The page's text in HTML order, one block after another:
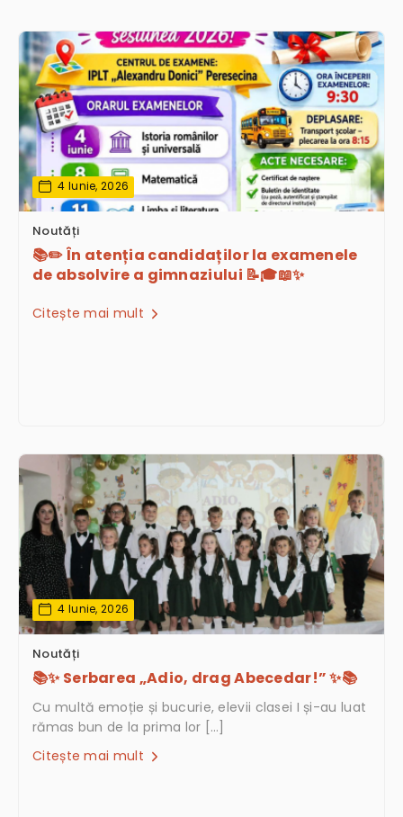
4 Iunie, 2026
Noutăți
📚✏️ În atenția candidaților la examenele
de absolvire a gimnaziului 📝🎓📖✨
Citește mai mult
4 Iunie, 2026
Noutăți
📚✨ Serbarea „Adio, drag Abecedar!” ✨📚
Cu multă emoție și bucurie, elevii clasei I și-au luat
rămas bun de la prima lor […]
Citește mai mult